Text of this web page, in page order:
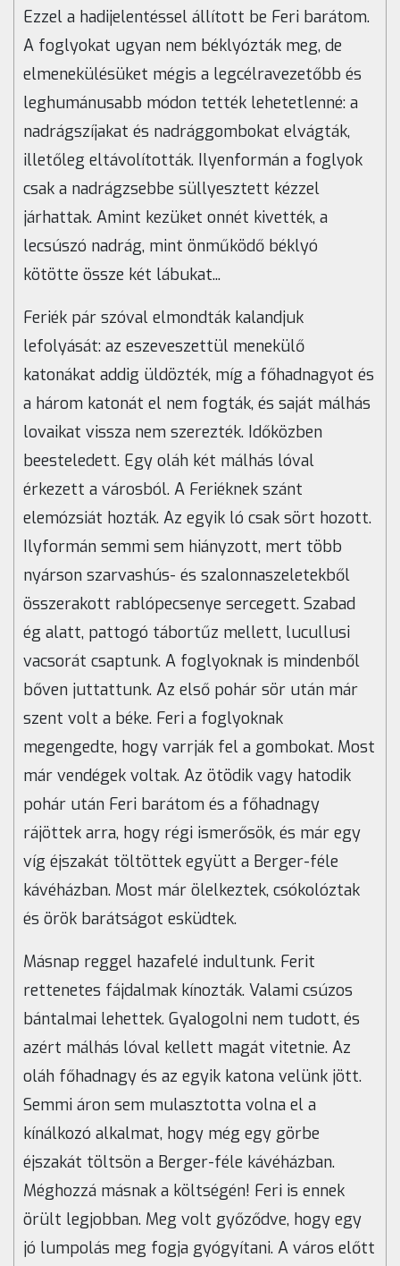
Ezzel a hadijelentéssel állított be Feri barátom.
A foglyokat ugyan nem béklyózták meg, de
elmenekülésüket mégis a legcélravezetőbb és
leghumánusabb módon tették lehetetlenné: a
nadrágszíjakat és nadrággombokat elvágták,
illetőleg eltávolították. Ilyenformán a foglyok
csak a nadrágzsebbe süllyesztett kézzel
járhattak. Amint kezüket onnét kivették, a
lecsúszó nadrág, mint önműködő béklyó
kötötte össze két lábukat...
Feriék pár szóval elmondták kalandjuk
lefolyását: az eszeveszettül menekülő
katonákat addig üldözték, míg a főhadnagyot és
a három katonát el nem fogták, és saját málhás
lovaikat vissza nem szerezték. Időközben
beesteledett. Egy oláh két málhás lóval
érkezett a városból. A Feriéknek szánt
elemózsiát hozták. Az egyik ló csak sört hozott.
Ilyformán semmi sem hiányzott, mert több
nyárson szarvashús- és szalonnaszeletekből
összerakott rablópecsenye sercegett. Szabad
ég alatt, pattogó tábortűz mellett, lucullusi
vacsorát csaptunk. A foglyoknak is mindenből
bőven juttattunk. Az első pohár sör után már
szent volt a béke. Feri a foglyoknak
megengedte, hogy varrják fel a gombokat. Most
már vendégek voltak. Az ötödik vagy hatodik
pohár után Feri barátom és a főhadnagy
rájöttek arra, hogy régi ismerősök, és már egy
víg éjszakát töltöttek együtt a Berger-féle
kávéházban. Most már ölelkeztek, csókolóztak
és örök barátságot esküdtek.
Másnap reggel hazafelé indultunk. Ferit
rettenetes fájdalmak kínozták. Valami csúzos
bántalmai lehettek. Gyalogolni nem tudott, és
azért málhás lóval kellett magát vitetnie. Az
oláh főhadnagy és az egyik katona velünk jött.
Semmi áron sem mulasztotta volna el a
kínálkozó alkalmat, hogy még egy görbe
éjszakát töltsön a Berger-féle kávéházban.
Méghozzá másnak a költségén! Feri is ennek
örült legjobban. Meg volt győződve, hogy egy
jó lumpolás meg fogja gyógyítani. A város előtt